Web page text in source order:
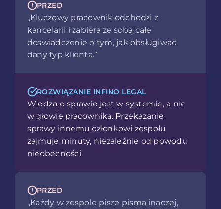
PRZED
„Kluczowy pracownik odchodzi z
kancelarii i zabiera ze sobą całe
doświadczenie o tym, jak obsługiwać
dany typ klienta.”
ROZWIĄZANIE INFINO LEGAL
Wiedza o sprawie jest w systemie, a nie
w głowie pracownika. Przekazanie
sprawy innemu członkowi zespołu
zajmuje minuty, niezależnie od powodu
nieobecności.
PRZED
„Każdy w zespole pisze pisma inaczej,